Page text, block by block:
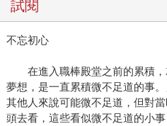
試閱
不忘初心
在進入職棒殿堂之前的累積，
夢想，是一直累積微不足道的事
其他人來說可能微不足道，但對
頭去看，這些看似微不足道的小